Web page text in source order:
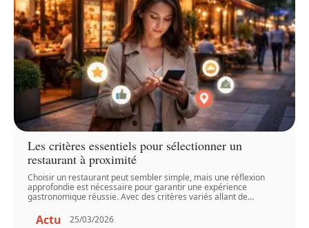
Les critères essentiels pour sélectionner un
restaurant à proximité
Choisir un restaurant peut sembler simple, mais une réflexion
approfondie est nécessaire pour garantir une expérience
gastronomique réussie. Avec des critères variés allant de…
Actu 25/03/2026